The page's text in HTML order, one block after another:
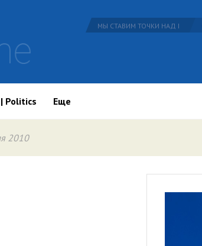
МЫ СТАВИМ ТОЧКИ НАД I
Politics Еще
2010